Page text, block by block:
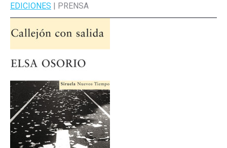
EDICIONES | PRENSA